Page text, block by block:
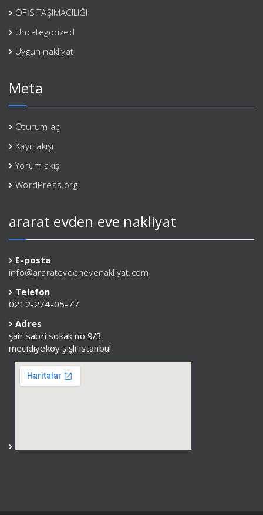
OFİS TAŞIMACILIĞI
Uncategorized
Uygun nakliyat
Meta
Oturum aç
Kayıt akışı
Yorum akışı
WordPress.org
ararat evden eve nakliyat
E-posta
info@araratevdenevenakliyat.com
Telefon
0212-274-05-77
Adres
şair sabri sokak no 9/3
mecidiyeköy şişli istanbul